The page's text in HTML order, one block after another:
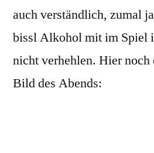
auch verständlich, zumal
bissl Alkohol mit im Spiel
nicht verhehlen. Hier noch
Bild des Abends: